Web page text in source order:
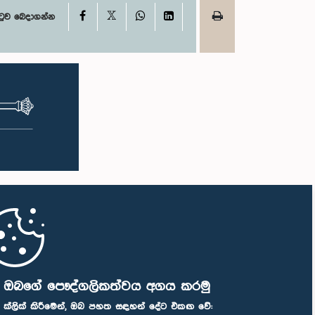
ඔබගේ පෞද්ගලිකත්වය අගය කරමු
ක්ලික් කිරීමෙන්, ඔබ පහත සඳහන් දේට එකඟ වේ:
බෙදාගන්න Facebook WhatsAppLinkedIn